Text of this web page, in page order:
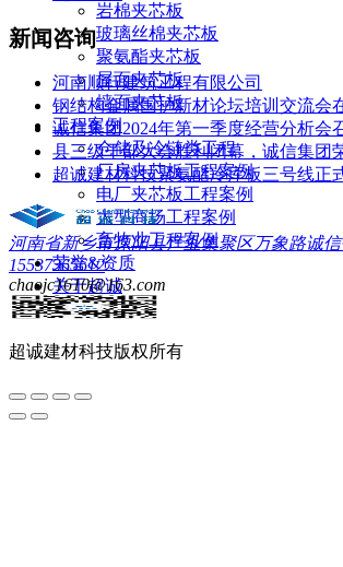
岩棉夹芯板
玻璃丝棉夹芯板
聚氨酯夹芯板
屋面夹芯板
墙面夹芯板
工程案例
仓储及冷链类工程
厂房夹芯板工程案例
电厂夹芯板工程案例
大型商场工程案例
畜牧业工程案例
荣誉&资质
关于超诚
联系我们
新闻咨询
河南顺行建筑工程有限公司
钢结构金属围护新材论坛培训交流会
诚信集团2024年第一季度经营分析会
县三级干部大会胜利闭幕，诚信集团
超诚建材科技聚氨酯冷库板三号线正
河南省新乡市原阳县产业集聚区万象路诚
15537365612
chaojc1610@163.com
超诚建材科技版权所有